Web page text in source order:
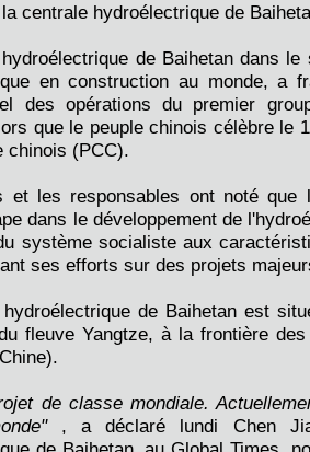
centrale hydroélectrique de
de Baihetan dans
en construction au monde, a
des opérations du premier
que le peuple chinois célèbre le
chinois (PCC).
et les responsables ont noté
dans le développement de
système socialiste aux
ses efforts sur des projets
de Baihetan est
fleuve Yangtze, à la frontière
de classe mondiale.
, a déclaré lundi Chen